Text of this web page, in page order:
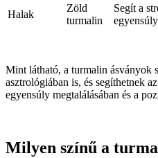
Halak
Zöld
turmalin
Segít a
Mint látható, a turmalin ásványok
asztrológiában is, és segíthetnek
egyensúly megtalálásában és a
Milyen színű a